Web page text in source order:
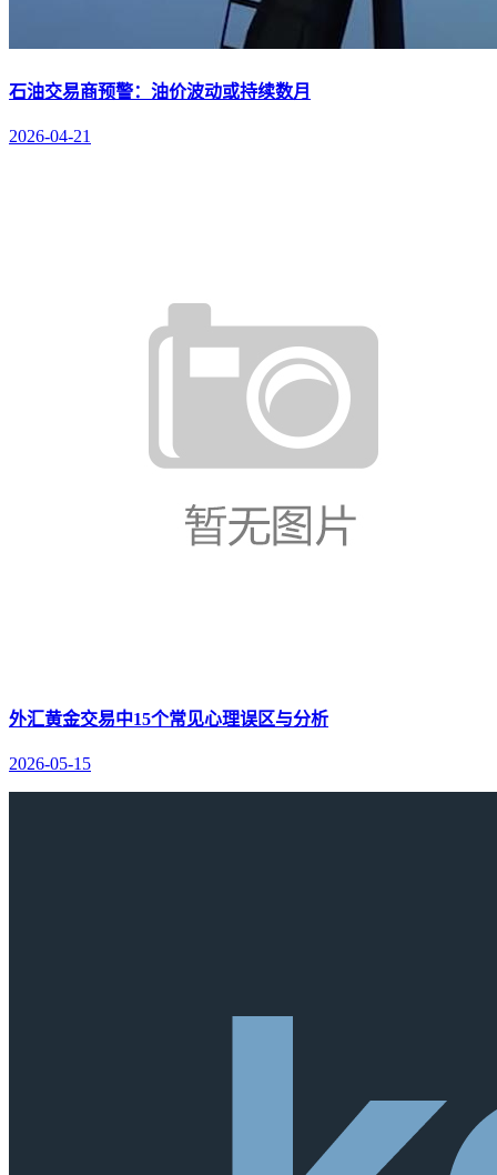
石油交易商预警：油价波动或持续数月
2026-04-21
外汇黄金交易中15个常见心理误区与分析
2026-05-15